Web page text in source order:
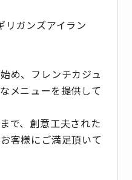
リガンズアイラン
め、フレンチカジュ
メニューを提供して
で、創意工夫された
客様にご満足頂いて